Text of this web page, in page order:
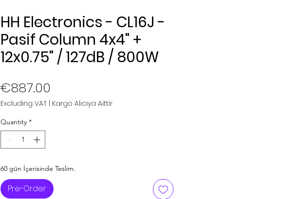
HH Electronics - CL16J -
Pasif Column 4x4" +
12x0.75" / 127dB / 800W
€887.00
Excluding VAT | Kargo Alıcıya Aittir
Quantity *
60 gün İçerisinde Teslim.
Pre-Order